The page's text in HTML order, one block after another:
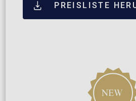
PREISLISTE